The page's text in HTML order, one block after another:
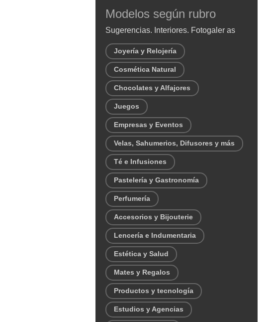
Modelos según rubro
Sugerencias. Interiores. Fotogaler as
Joyería y Relojería
Cosmética Natural
Chocolates y Alfajores
Juegos
Empresas y Eventos
Velas, Sahumerios, Difusores y más
Té e Infusiones
Pastelería y Gastronomía
Perfumería
Accesorios y Bijouterie
Lencería e Indumentaria
Estética y Salud
Mates y Regalos
Productos y tecnología
Estudios y Agencias